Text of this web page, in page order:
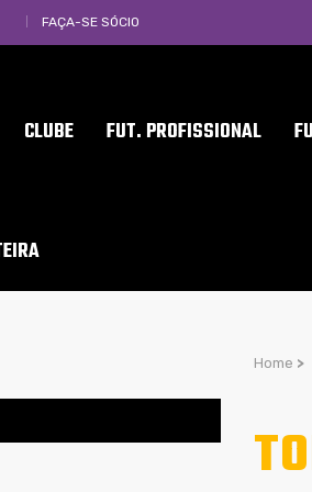
FAÇA-SE SÓCIO
CLUBE FUT. PROFISSIONAL
Home >